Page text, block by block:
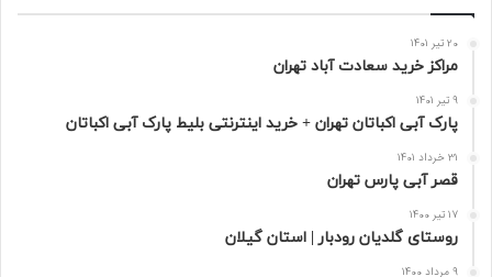
20 تیر 1401
مراکز خرید سعادت‌ آباد تهران
9 تیر 1401
پارک آبی اکباتان تهران + خرید اینترنتی بلیط پارک آبی اکباتان
31 خرداد 1401
قصر آبی پارس تهران
17 تیر 1400
روستای گلدیان رودبار | استان گیلان
9 مرداد 1400